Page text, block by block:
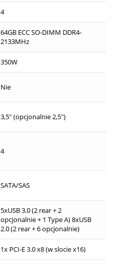
4
64GB ECC SO-DIMM DDR4-
2133MHz
350W
Nie
3,5" (opcjonalnie 2,5")
4
SATA/SAS
5xUSB 3.0 (2 rear + 2
opcjonalnie + 1 Type A) 8xUSB
2.0 (2 rear + 6 opcjonalnie)
1x PCI-E 3.0 x8 (w slocie x16)